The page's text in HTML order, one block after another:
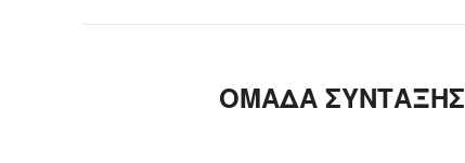
ΟΜΑΔΑ ΣΥΝΤΑΞΗΣ